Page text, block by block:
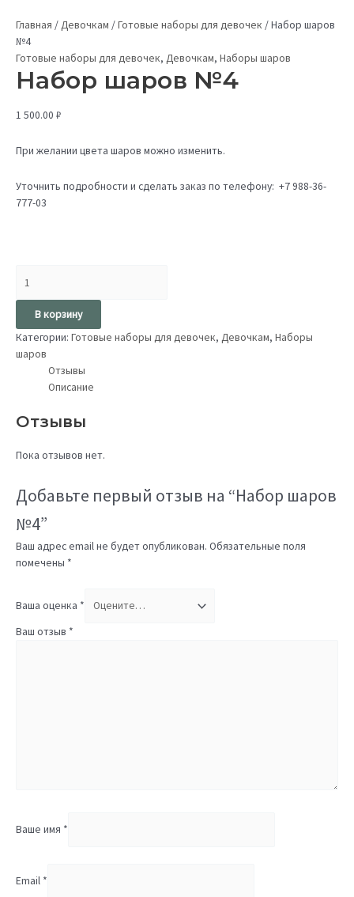
Главная /Девочкам /Готовые наборы для девочек /Набор шаров
№4
Готовые наборы для девочек, Девочкам, Наборы шаров
Набор шаров №4
1 500.00 ₽
При желании цвета шаров можно изменить.
Уточнить подробности и сделать заказ по телефону: +7 988-36-
777-03
В корзину
Категории: Готовые наборы для девочек, Девочкам, Наборы
шаров
Отзывы
Описание
Отзывы
Пока отзывов нет.
Добавьте первый отзыв на “Набор шаров
№4”
Ваш адрес email не будет опубликован. Обязательные поля
помечены *
Ваша оценка *
Ваш отзыв *
Ваше имя *
Email *